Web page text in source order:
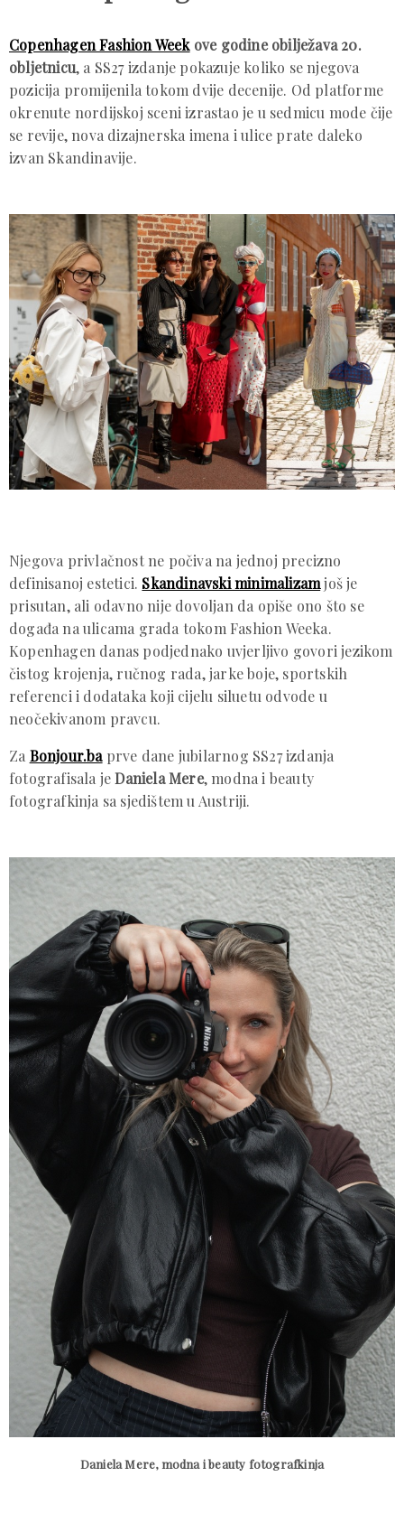
Copenhagen Fashion Weekove godine obilježava 20.
obljetnicu, a SS27 izdanje pokazuje koliko se njegova
pozicija promijenila tokom dvije decenije. Od platforme
okrenute nordijskoj sceni izrastao je u sedmicu mode čije
se revije, nova dizajnerska imena i ulice prate daleko
izvan Skandinavije.
Njegova privlačnost ne počiva na jednoj precizno
definisanoj estetici. Skandinavski minimalizamjoš je
prisutan, ali odavno nije dovoljan da opiše ono što se
događa na ulicama grada tokom Fashion Weeka.
Kopenhagen danas podjednako uvjerljivo govori jezikom
čistog krojenja, ručnog rada, jarke boje, sportskih
referenci i dodataka koji cijelu siluetu odvode u
neočekivanom pravcu.
Za Bonjour.baprve dane jubilarnog SS27 izdanja
fotografisala jeDaniela Mere, modna i beauty
fotografkinja sa sjedištem u Austriji.
Daniela Mere, modna i beauty fotografkinja